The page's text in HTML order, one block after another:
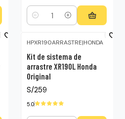
Cantidad
HPXR190ARRASTRE|HONDA
Kit de sistema de
arrastre XR190L Honda
Original
S/259
5.0